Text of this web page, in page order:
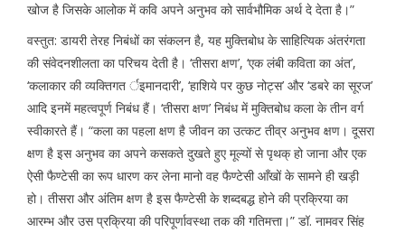
खोज है जिसके आलोक में कवि अपने अनुभव को सार्वभौमिक अर्थ दे देता है।”
वस्तुत: डायरी तेरह निबंधों का संकलन है, यह मुक्तिबोध के साहित्यिक अंतरंगता
की संवेदनशीलता का परिचय देती है। ‘तीसरा क्षण’, ‘एक लंबी कविता का अंत’,
‘कलाकार की व्यक्तिगत र्इमानदारी’, ‘हाशिये पर कुछ नोट्स’ और ‘डबरे का सूरज’
आदि इनमें महत्वपूर्ण निबंध हैं। ‘तीसरा क्षण’ निबंध में मुक्तिबोध कला के तीन वर्ग
स्वीकारते हैं। “कला का पहला क्षण है जीवन का उत्कट तीव्र अनुभव क्षण। दूसरा
क्षण है इस अनुभव का अपने कसकते दुखते हुए मूल्यों से पृथक् हो जाना और एक
ऐसी फैण्टेसी का रूप धारण कर लेना मानो वह फैण्टेसी आँखों के सामने ही खड़ी
हो। तीसरा और अंतिम क्षण है इस फैण्टेसी के शब्दबद्ध होने की प्रक्रिया का
आरम्भ और उस प्रक्रिया की परिपूर्णावस्था तक की गतिमत्ता।” डॉ. नामवर सिंह